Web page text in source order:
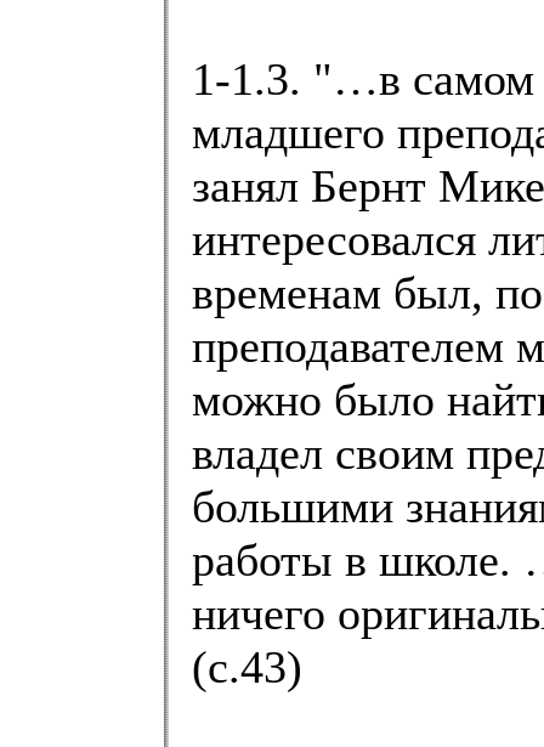
1-1.3. "…в самом
младшего
занял Бернт
интересовался
временам был,
преподавателем
можно было
владел своим
большими
работы в школе.
ничего
(с.43)